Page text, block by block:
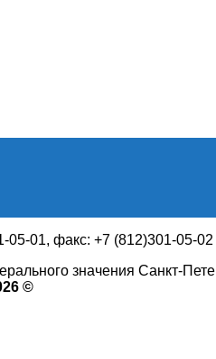
05-01, факс: +7 (812)301-05-02
значения Санкт-
©